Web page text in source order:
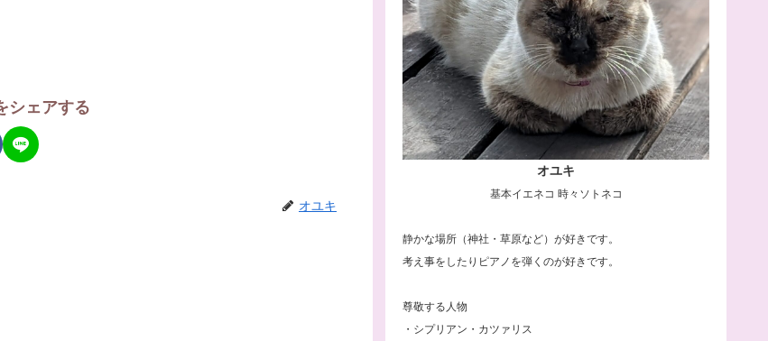
シェアする
オユキ
オユキ
基本イエネコ 時々ソトネコ
静かな場所（神社・草原など）が好きです。
考え事をしたりピアノを弾くのが好きです。
尊敬する人物
・シプリアン・カツァリス